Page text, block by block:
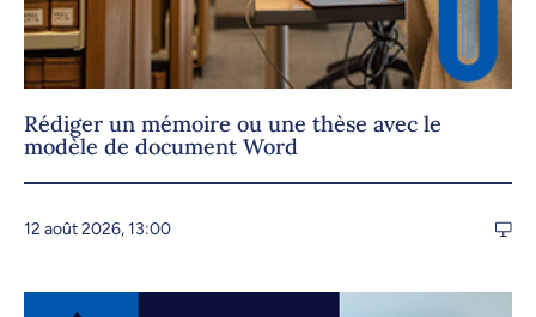
Rédiger un mémoire ou une thèse avec le
modèle de document Word
12 août 2026, 13:00